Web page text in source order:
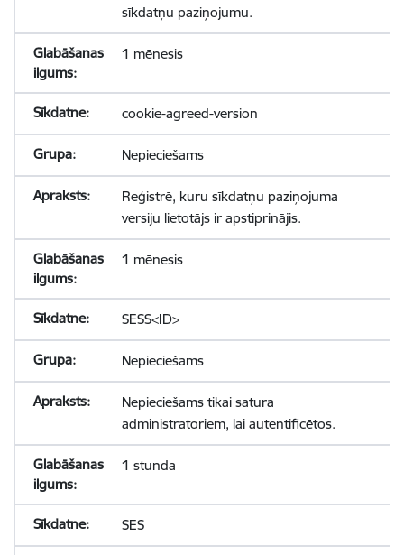
sīkdatņu paziņojumu.
1 mēnesis
cookie-agreed-version
Nepieciešams
Reģistrē, kuru sīkdatņu paziņojuma
versiju lietotājs ir apstiprinājis.
1 mēnesis
SESS<ID>
Nepieciešams
Nepieciešams tikai satura
administratoriem, lai autentificētos.
1 stunda
SES